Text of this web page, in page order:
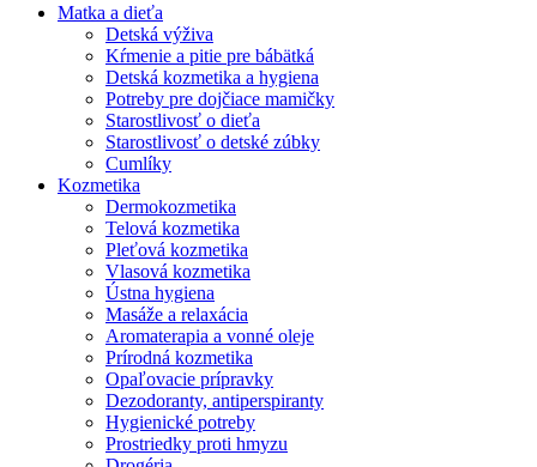
Matka a dieťa
Detská výživa
Kŕmenie a pitie pre bábätká
Detská kozmetika a hygiena
Potreby pre dojčiace mamičky
Starostlivosť o dieťa
Starostlivosť o detské zúbky
Cumlíky
Kozmetika
Dermokozmetika
Telová kozmetika
Pleťová kozmetika
Vlasová kozmetika
Ústna hygiena
Masáže a relaxácia
Aromaterapia a vonné oleje
Prírodná kozmetika
Opaľovacie prípravky
Dezodoranty, antiperspiranty
Hygienické potreby
Prostriedky proti hmyzu